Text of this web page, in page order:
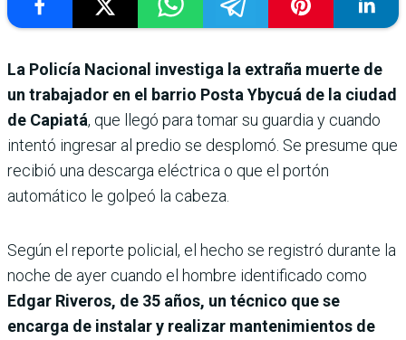
La Policía Nacional investiga la extraña muerte de
un trabajador en el barrio Posta Ybycuá de la ciudad
de Capiatá, que llegó para tomar su guardia y cuando
intentó ingresar al predio se desplomó. Se presume que
recibió una descarga eléctrica o que el portón
automático le golpeó la cabeza.
Según el reporte policial, el hecho se registró durante la
noche de ayer cuando el hombre identificado como
Edgar Riveros, de 35 años, un técnico que se
encarga de instalar y realizar mantenimientos de